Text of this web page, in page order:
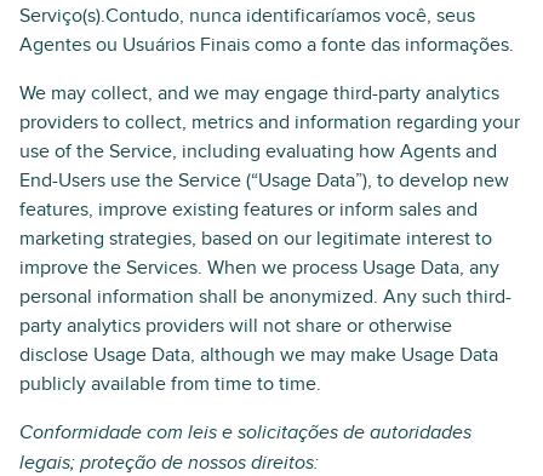
Serviço(s).Contudo, nunca identificaríamos você, seus
Agentes ou Usuários Finais como a fonte das informações.
We may collect, and we may engage third-party analytics
providers to collect, metrics and information regarding your
use of the Service, including evaluating how Agents and
End-Users use the Service (“Usage Data”), to develop new
features, improve existing features or inform sales and
marketing strategies, based on our legitimate interest to
improve the Services. When we process Usage Data, any
personal information shall be anonymized. Any such third-
party analytics providers will not share or otherwise
disclose Usage Data, although we may make Usage Data
publicly available from time to time.
Conformidade com leis e solicitações de autoridades
legais; proteção de nossos direitos: